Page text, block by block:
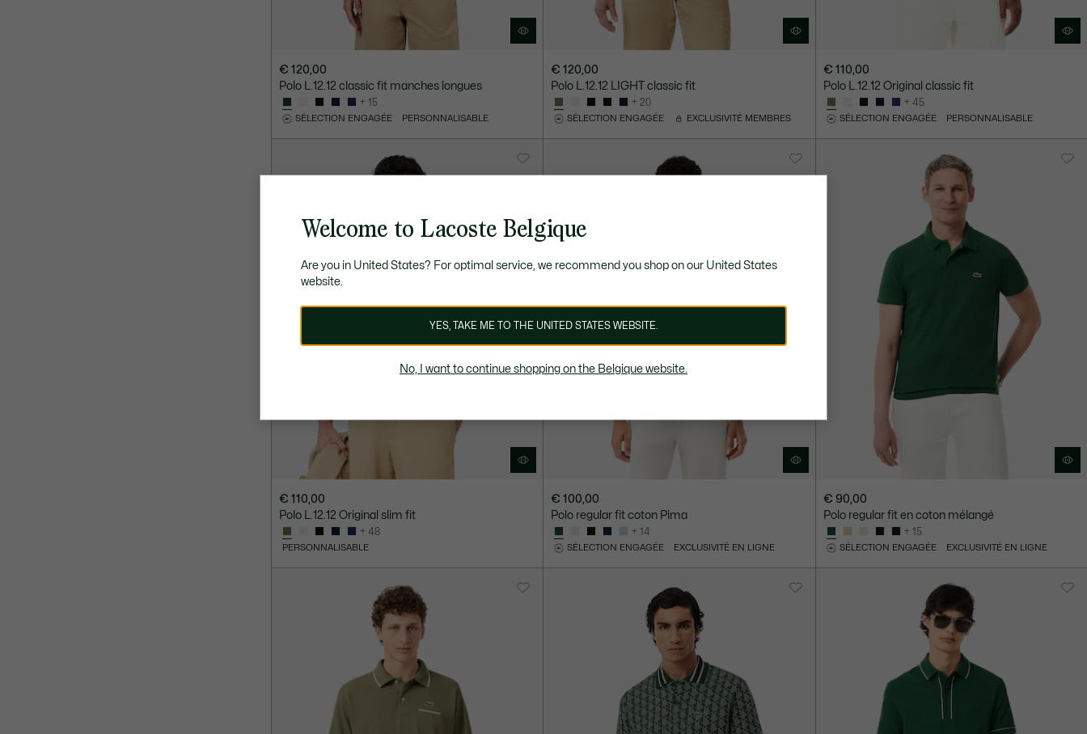
€ 120,00
Polo L.12.12 classic fit manches longues
+ 15
SÉLECTION ENGAGÉE PERSONNALISABLE
€ 120,00
Polo L.12.12 LIGHT classic fit
+ 20
SÉLECTION ENGAGÉE EXCLUSIVITÉ MEMBRES
€ 110,00
Polo L.12.12 Original classic fit
+ 45
SÉLECTION ENGAGÉE PERSONNALISABLE
€ 110,00
Polo L.12.12 Original slim fit
+ 48
PERSONNALISABLE
€ 100,00
Polo regular fit coton Pima
+ 14
SÉLECTION ENGAGÉE EXCLUSIVITÉ EN LIGNE
€ 90,00
Polo regular fit en coton mélangé
+ 15
SÉLECTION ENGAGÉE EXCLUSIVITÉ EN LIGNE
Welcome to Lacoste Belgique
Are you in United States? For optimal service, we recommend you shop on our United States
website.
YES, TAKE ME TO THE UNITED STATES WEBSITE.
No, I want to continue shopping on the Belgique website.